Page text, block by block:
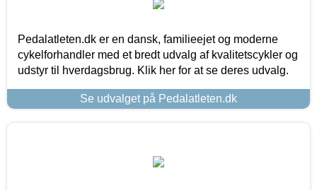
Pedalatleten.dk er en dansk, familieejet og moderne
cykelforhandler med et bredt udvalg af kvalitetscykler og
udstyr til hverdagsbrug. Klik her for at se deres udvalg.
Se udvalget på Pedalatleten.dk